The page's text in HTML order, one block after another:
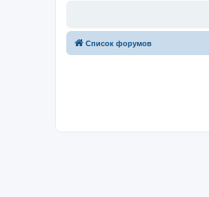
Список форумов